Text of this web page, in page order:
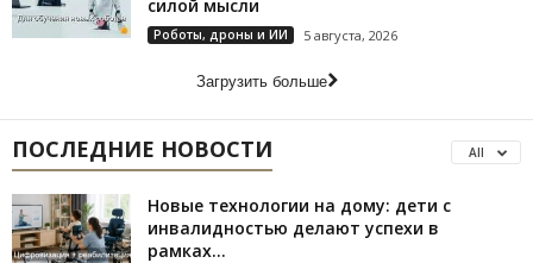
силой мысли
Роботы, дроны и ИИ 5 августа, 2026
Загрузить больше
ПОСЛЕДНИЕ НОВОСТИ All
Новые технологии на дому: дети с
инвалидностью делают успехи в
рамках...